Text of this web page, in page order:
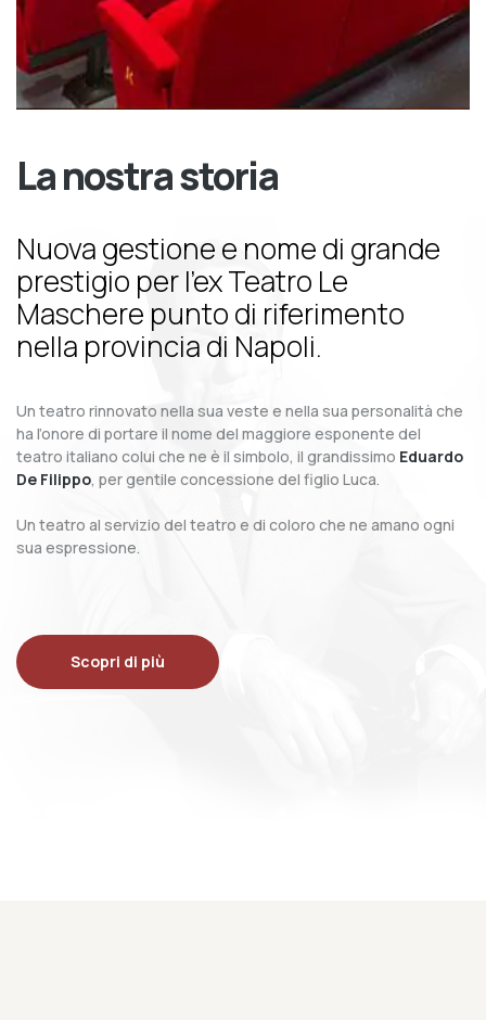
La nostra storia
Nuova gestione e nome di grande
prestigio per l’ex Teatro Le
Maschere punto di riferimento
nella provincia di Napoli.
Un teatro rinnovato nella sua veste e nella sua personalità che
ha l’onore di portare il nome del maggiore esponente del
teatro italiano colui che ne è il simbolo, il grandissimo Eduardo
De Filippo, per gentile concessione del figlio Luca.
Un teatro al servizio del teatro e di coloro che ne amano ogni
sua espressione.
Scopri di più